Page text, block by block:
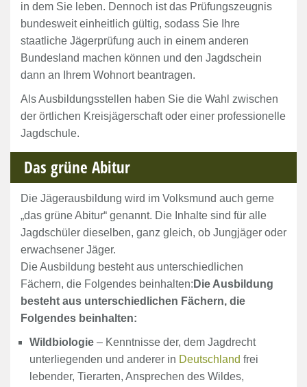
in dem Sie leben. Dennoch ist das Prüfungszeugnis
bundesweit einheitlich gültig, sodass Sie Ihre
staatliche Jägerprüfung auch in einem anderen
Bundesland machen können und den Jagdschein
dann an Ihrem Wohnort beantragen.
Als Ausbildungsstellen haben Sie die Wahl zwischen
der örtlichen Kreisjägerschaft oder einer professionelle
Jagdschule.
Das grüne Abitur
Die Jägerausbildung wird im Volksmund auch gerne
„das grüne Abitur“ genannt. Die Inhalte sind für alle
Jagdschüler dieselben, ganz gleich, ob Jungjäger oder
erwachsener Jäger.
Die Ausbildung besteht aus unterschiedlichen
Fächern, die Folgendes beinhalten: Die Ausbildung
besteht aus unterschiedlichen Fächern, die
Folgendes beinhalten:
Wildbiologie – Kenntnisse der, dem Jagdrecht
unterliegenden und anderer in Deutschland frei
lebender, Tierarten, Ansprechen des Wildes,